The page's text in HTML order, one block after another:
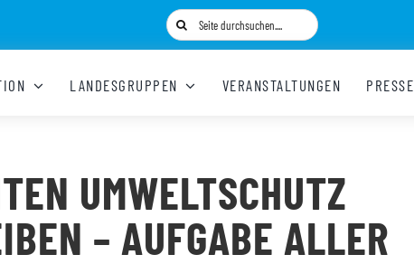
Suche
nach:
LANDESGRUPPEN VERANSTALTUNGEN PRESSE
UMWELTSCHUTZ
– AUFGABE ALLER